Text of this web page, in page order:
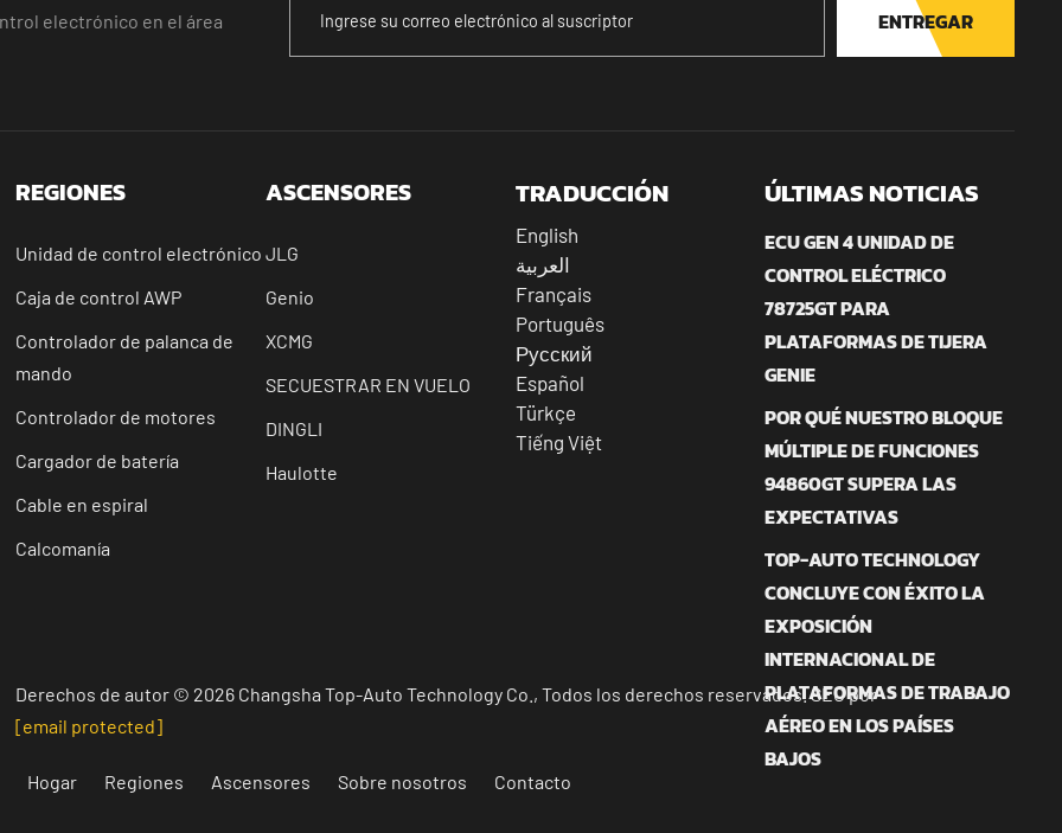
electrónico en el área ENTREGAR
REGIONES
Unidad de control electrónico
Caja de control AWP
Controlador de palanca de
mando
Controlador de motores
Cargador de batería
Cable en espiral
Calcomanía
ASCENSORES
JLG
Genio
XCMG
SECUESTRAR EN VUELO
DINGLI
Haulotte
TRADUCCIÓN
English
العربية
Français
Português
Русский
Español
Türkçe
Tiếng Việt
ÚLTIMAS NOTICIAS
ECU GEN 4 UNIDAD DE
CONTROL ELÉCTRICO
78725GT PARA
PLATAFORMAS DE TIJERA
GENIE
POR QUÉ NUESTRO BLOQUE
MÚLTIPLE DE FUNCIONES
94860GT SUPERA LAS
EXPECTATIVAS
TOP-AUTO TECHNOLOGY
CONCLUYE CON ÉXITO LA
EXPOSICIÓN
INTERNACIONAL DE
PLATAFORMAS DE TRABAJO
AÉREO EN LOS PAÍSES
BAJOS
Derechos de autor © 2026 Changsha Top-Auto Technology Co., Todos los derechos reservados. SEO por
[email protected]
Hogar Regiones Ascensores Sobre nosotros Contacto